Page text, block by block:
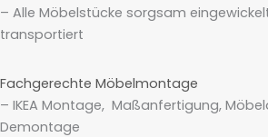
– Alle Möbelstücke sorgsam
transportiert
Fachgerechte Möbelmontage
– IKEA Montage, Maßanfertigung,
Demontage